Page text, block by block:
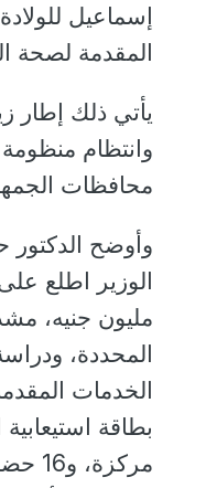
إسماعيل
المقدمة لصحة
يأتي ذلك إطار
محافظات
وأوضح الدكتور
مليون جنيه،
المحددة،
الخدمات